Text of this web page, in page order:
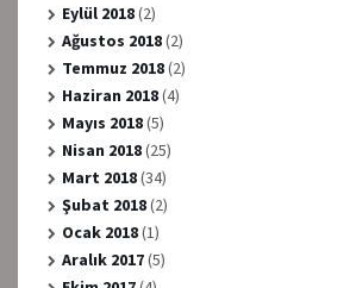
Eylül 2018(2)
Ağustos 2018(2)
Temmuz 2018(2)
Haziran 2018(4)
Mayıs 2018(5)
Nisan 2018(25)
Mart 2018(34)
Şubat 2018(2)
Ocak 2018(1)
Aralık 2017(5)